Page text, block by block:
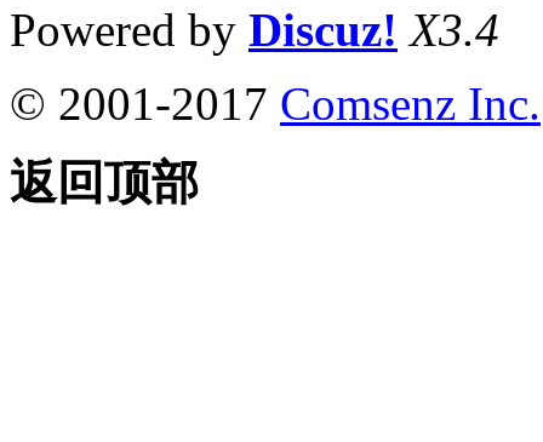
Powered by Discuz! X3.4
© 2001-2017 Comsenz Inc.
返回顶部